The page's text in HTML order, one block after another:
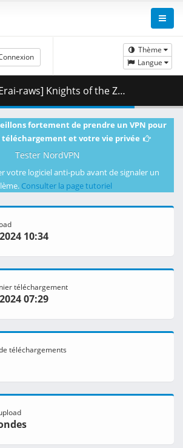
Thème
Langue
- Battle for Sanctuary Part 2 - 09 [720p][Multiple Subtitle][7ABEB968].mkv.001 ( 345.31 MB )
fortement de prendre un VPN pour
et votre vie privée
Tester NordVPN
votre logiciel anti-pub avant de signaler un
Consulter la page tutoriel
10:34
téléchargement
07:29
téléchargements